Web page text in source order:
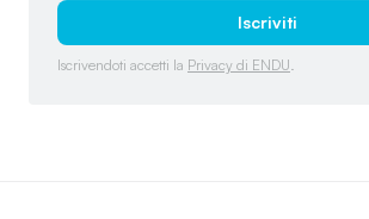
Iscriviti
Iscrivendoti accetti la Privacy di ENDU.